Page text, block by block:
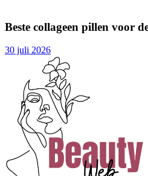
Beste collageen pillen voor
30 juli 2026